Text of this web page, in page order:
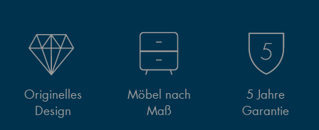
Originelles
Design
Möbel nach
Maß
5 Jahre
Garantie